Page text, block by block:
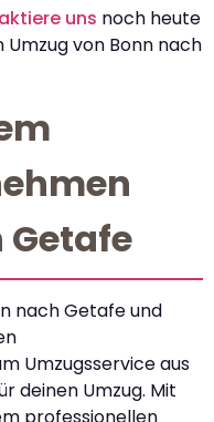
uns noch heute
Umzug von Bonn nach
nach Getafe und
Umzugsservice aus
deinen Umzug. Mit